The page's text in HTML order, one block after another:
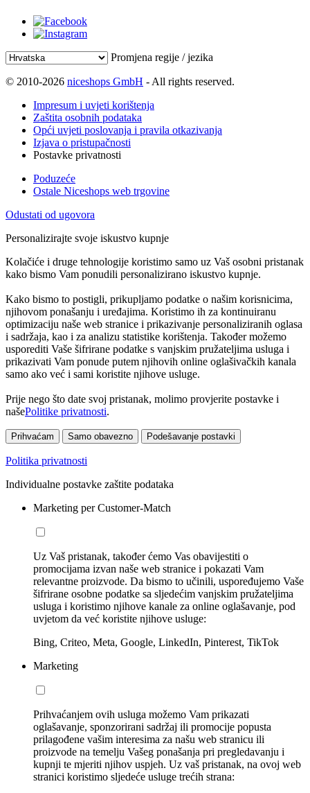
Promjena regije / jezika
© 2010-2026 niceshops GmbH - All rights reserved.
Impresum i uvjeti korištenja
Zaštita osobnih podataka
Opći uvjeti poslovanja i pravila otkazivanja
Izjava o pristupačnosti
Postavke privatnosti
Poduzeće
Ostale Niceshops web trgovine
Odustati od ugovora
Personalizirajte svoje iskustvo kupnje
Kolačiće i druge tehnologije koristimo samo uz Vaš osobni pristanak
kako bismo Vam ponudili personalizirano iskustvo kupnje.
Kako bismo to postigli, prikupljamo podatke o našim korisnicima,
njihovom ponašanju i uređajima. Koristimo ih za kontinuiranu
optimizaciju naše web stranice i prikazivanje personaliziranih oglasa
i sadržaja, kao i za analizu statistike korištenja. Također možemo
usporediti Vaše šifrirane podatke s vanjskim pružateljima usluga i
prikazivati Vam ponude putem njihovih online oglašivačkih kanala
samo ako već i sami koristite njihove usluge.
Prije nego što date svoj pristanak, molimo provjerite postavke i
našePolitike privatnosti.
Prihvaćam Samo obavezno Podešavanje postavki
Politika privatnosti
Individualne postavke zaštite podataka
Marketing per Customer-Match
Uz Vaš pristanak, također ćemo Vas obavijestiti o
promocijama izvan naše web stranice i pokazati Vam
relevantne proizvode. Da bismo to učinili, uspoređujemo Vaše
šifrirane osobne podatke sa sljedećim vanjskim pružateljima
usluga i koristimo njihove kanale za online oglašavanje, pod
uvjetom da već koristite njihove usluge:
Bing, Criteo, Meta, Google, LinkedIn, Pinterest, TikTok
Marketing
Prihvaćanjem ovih usluga možemo Vam prikazati
oglašavanje, sponzorirani sadržaj ili promocije popusta
prilagođene vašim interesima za našu web stranicu ili
proizvode na temelju Vašeg ponašanja pri pregledavanju i
kupnji te mjeriti njihov uspjeh. Uz vaš pristanak, na ovoj web
stranici koristimo sljedeće usluge trećih strana: